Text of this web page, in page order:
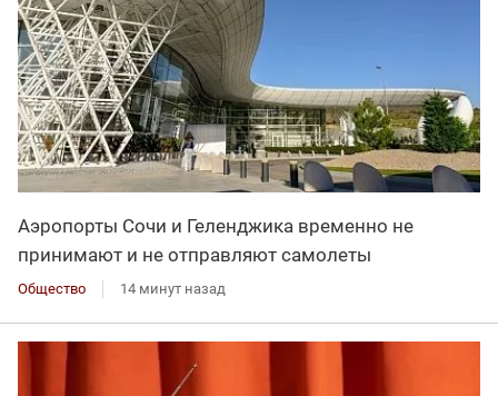
Аэропорты Сочи и Геленджика временно не
принимают и не отправляют самолеты
Общество 14 минут назад